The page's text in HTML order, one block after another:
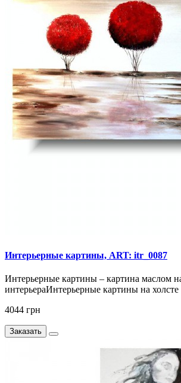
Интерьерные картины, ART: itr_0087
Интерьерные картины – картина маслом
интерьераИнтерьерные картины на
4044 грн
Заказать